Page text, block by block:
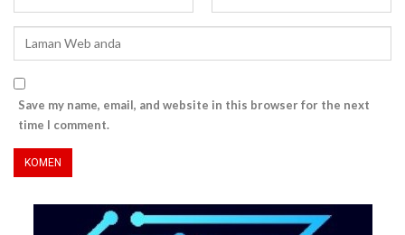
Save my name, email, and website in this browser for the next
time I comment.